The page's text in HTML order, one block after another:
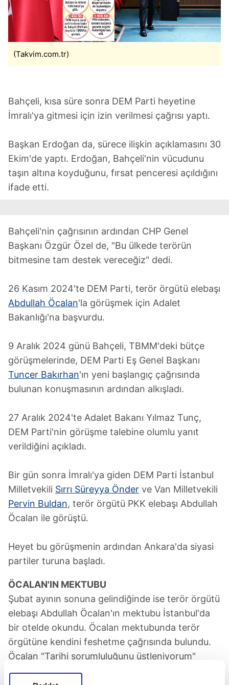
(Takvim.com.tr)
Bahçeli, kısa süre sonra DEM Parti heyetine
İmralı'ya gitmesi için izin verilmesi çağrısı yaptı.
Başkan Erdoğan da, sürece ilişkin açıklamasını 30
Ekim'de yaptı. Erdoğan, Bahçeli'nin vücudunu
taşın altına koyduğunu, fırsat penceresi açıldığını
ifade etti.
Bahçeli'nin çağrısının ardından CHP Genel
Başkanı Özgür Özel de, "Bu ülkede terörün
bitmesine tam destek vereceğiz" dedi.
26 Kasım 2024'te DEM Parti, terör örgütü elebaşı
Abdullah Öcalan'la görüşmek için Adalet
Bakanlığı'na başvurdu.
9 Aralık 2024 günü Bahçeli, TBMM'deki bütçe
görüşmelerinde, DEM Parti Eş Genel Başkanı
Tuncer Bakırhan'ın yeni başlangıç çağrısında
bulunan konuşmasının ardından alkışladı.
27 Aralık 2024'te Adalet Bakanı Yılmaz Tunç,
DEM Parti'nin görüşme talebine olumlu yanıt
verildiğini açıkladı.
Bir gün sonra İmralı'ya giden DEM Parti İstanbul
Milletvekili Sırrı Süreyya Önder ve Van Milletvekili
Pervin Buldan, terör örgütü PKK elebaşı Abdullah
Öcalan ile görüştü.
Heyet bu görüşmenin ardından Ankara'da siyasi
partiler turuna başladı.
ÖCALAN'IN MEKTUBU
Şubat ayının sonuna gelindiğinde ise terör örgütü
elebaşı Abdullah Öcalan'ın mektubu İstanbul'da
bir otelde okundu. Öcalan mektubunda terör
örgütüne kendini feshetme çağrısında bulundu.
Öcalan "Tarihi sorumluluğunu üstleniyorum"
ifadelerini kullandı.